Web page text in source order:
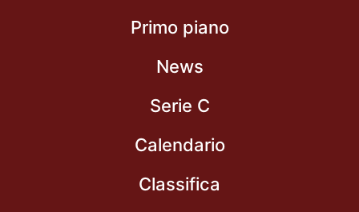
Primo piano
News
Serie C
Calendario
Classifica